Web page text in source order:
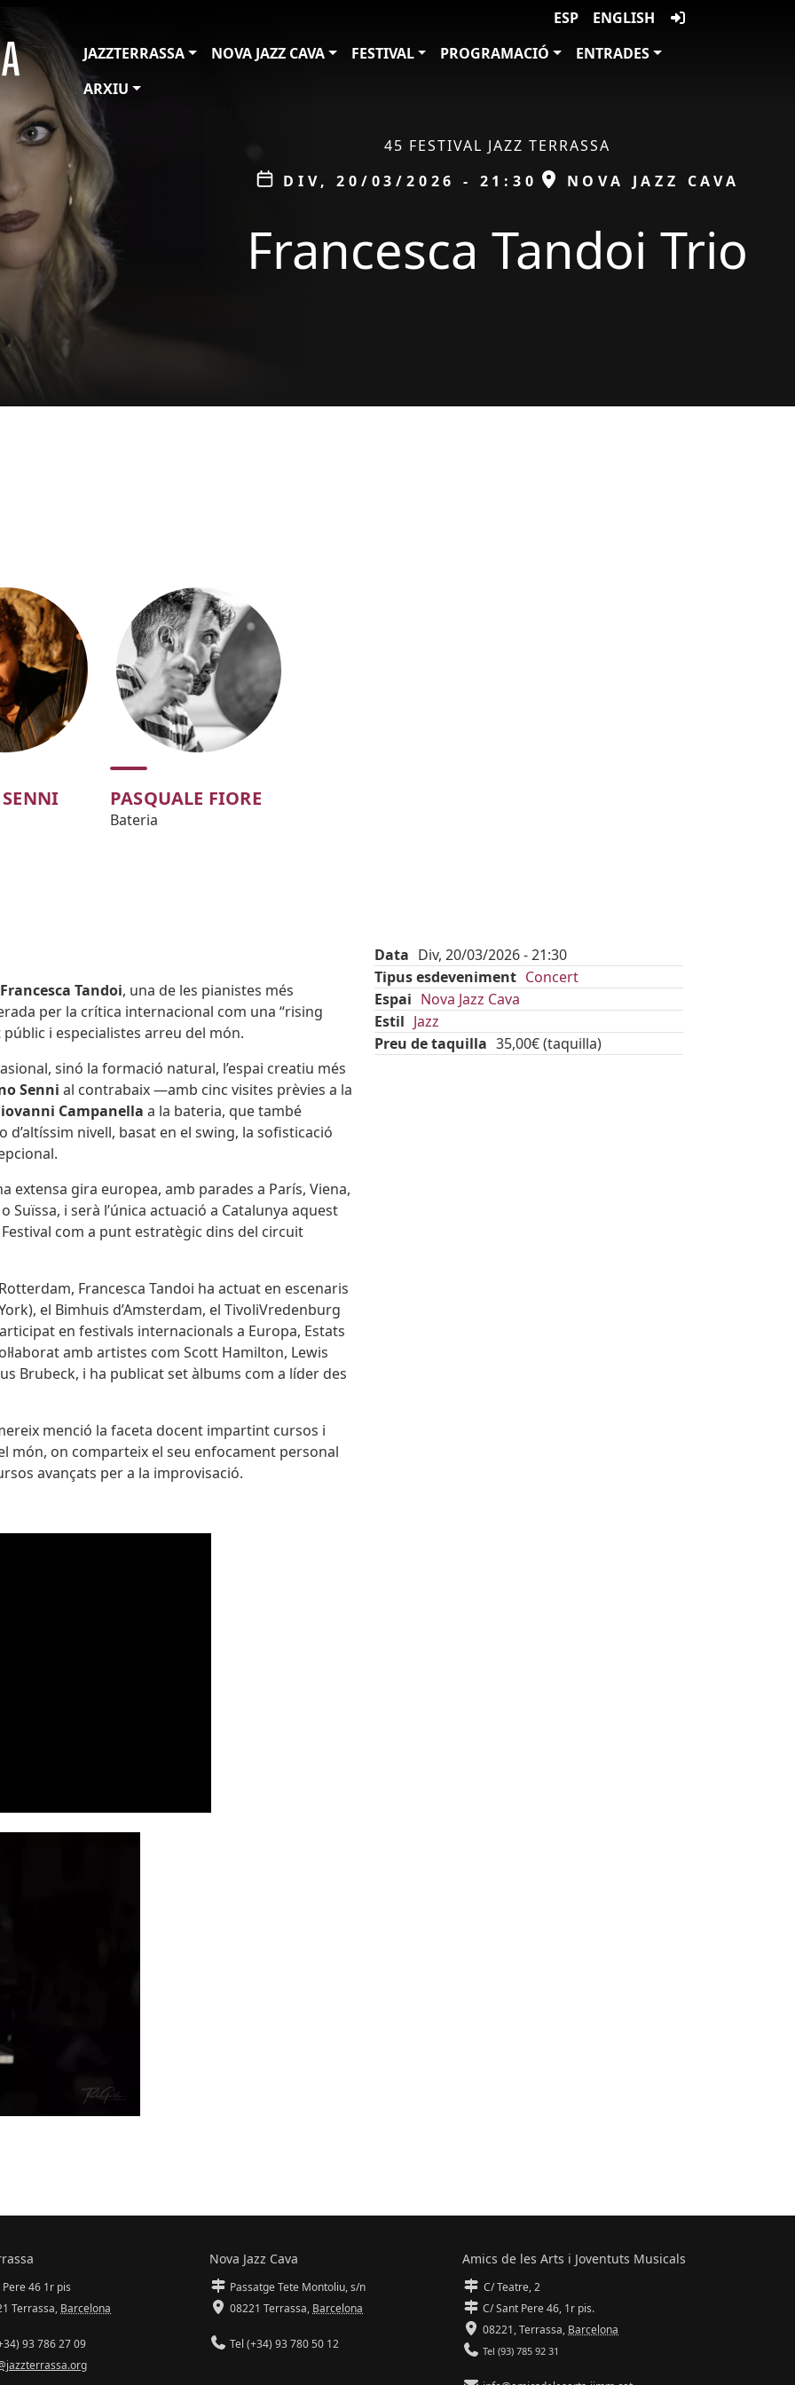
ESP
ENGLISH
JAZZTERRASSA
NOVA JAZZ CAVA FESTIVAL PROGRAMACIÓ
ENTRADES
ARXIU
45 FESTIVAL JAZZ TERRASSA
Data
DIV, 20/03/2026 - 21:30 ESPAI
NOVA JAZZ CAVA
Francesca Tandoi Trio
PASQUALE FIORE
Bateria
Francesca Tandoi, una de les pianistes més
per la crítica internacional com una “rising
i especialistes arreu del món.
sinó la formació natural, l’espai creatiu més
Senni al contrabaix —amb cinc visites prèvies a la
Campanella a la bateria, que també
d’altíssim nivell, basat en el swing, la sofisticació
extensa gira europea, amb parades a París, Viena,
i serà l’única actuació a Catalunya aquest
com a punt estratègic dins del circuit
Francesca Tandoi ha actuat en escenaris
el Bimhuis d’Amsterdam, el TivoliVredenburg
en festivals internacionals a Europa, Estats
amb artistes com Scott Hamilton, Lewis
Brubeck, i ha publicat set àlbums com a líder des
menció la faceta docent impartint cursos i
món, on comparteix el seu enfocament personal
avançats per a la improvisació.
Data Div, 20/03/2026 - 21:30
Tipus esdeveniment Concert
Espai Nova Jazz Cava
Estil Jazz
Preu de taquilla 35,00€ (taquilla)
Pere 46 1r pis
Terrassa, Barcelona
93 786 27 09
Nova Jazz Cava
Passatge Tete Montoliu, s/n
08221 Terrassa, Barcelona
Tel (+34) 93 780 50 12
Amics de les Arts i Joventuts Musicals
C/ Teatre, 2
C/ Sant Pere 46, 1r pis.
08221,Terrassa, Barcelona
Tel (93) 785 92 31